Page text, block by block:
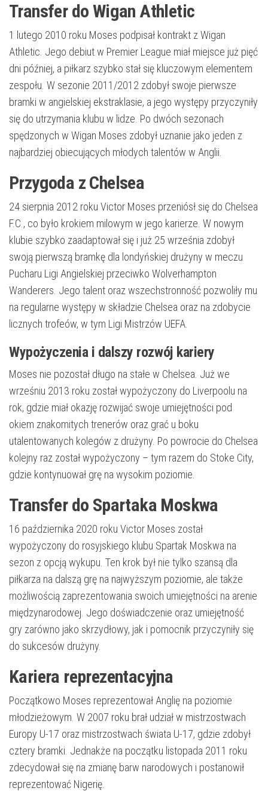
Transfer do Wigan Athletic
1 lutego 2010 roku Moses podpisał kontrakt z Wigan
Athletic. Jego debiut w Premier League miał miejsce już pięć
dni później, a piłkarz szybko stał się kluczowym elementem
zespołu. W sezonie 2011/2012 zdobył swoje pierwsze
bramki w angielskiej ekstraklasie, a jego występy przyczyniły
się do utrzymania klubu w lidze. Po dwóch sezonach
spędzonych w Wigan Moses zdobył uznanie jako jeden z
najbardziej obiecujących młodych talentów w Anglii.
Przygoda z Chelsea
24 sierpnia 2012 roku Victor Moses przeniósł się do Chelsea
F.C., co było krokiem milowym w jego karierze. W nowym
klubie szybko zaadaptował się i już 25 września zdobył
swoją pierwszą bramkę dla londyńskiej drużyny w meczu
Pucharu Ligi Angielskiej przeciwko Wolverhampton
Wanderers. Jego talent oraz wszechstronność pozwoliły mu
na regularne występy w składzie Chelsea oraz na zdobycie
licznych trofeów, w tym Ligi Mistrzów UEFA.
Wypożyczenia i dalszy rozwój kariery
Moses nie pozostał długo na stałe w Chelsea. Już we
wrześniu 2013 roku został wypożyczony do Liverpoolu na
rok, gdzie miał okazję rozwijać swoje umiejętności pod
okiem znakomitych trenerów oraz grać u boku
utalentowanych kolegów z drużyny. Po powrocie do Chelsea
kolejny raz został wypożyczony – tym razem do Stoke City,
gdzie kontynuował grę na wysokim poziomie.
Transfer do Spartaka Moskwa
16 października 2020 roku Victor Moses został
wypożyczony do rosyjskiego klubu Spartak Moskwa na
sezon z opcją wykupu. Ten krok był nie tylko szansą dla
piłkarza na dalszą grę na najwyższym poziomie, ale także
możliwością zaprezentowania swoich umiejętności na arenie
międzynarodowej. Jego doświadczenie oraz umiejętność
gry zarówno jako skrzydłowy, jak i pomocnik przyczyniły się
do sukcesów drużyny.
Kariera reprezentacyjna
Początkowo Moses reprezentował Anglię na poziomie
młodzieżowym. W 2007 roku brał udział w mistrzostwach
Europy U-17 oraz mistrzostwach świata U-17, gdzie zdobył
cztery bramki. Jednakże na początku listopada 2011 roku
zdecydował się na zmianę barw narodowych i postanowił
reprezentować Nigerię.